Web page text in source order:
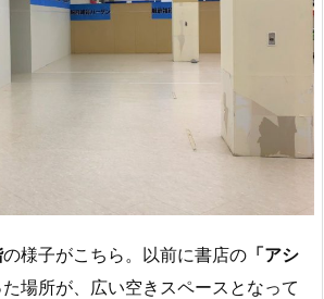
の様子がこちら。以前に書店の 「アシ
場所が、広い空きスペースとなって